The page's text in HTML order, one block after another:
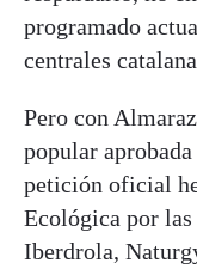
programado
centrales
Pero con
popular
petición oficial
Ecológica por
Iberdrola,